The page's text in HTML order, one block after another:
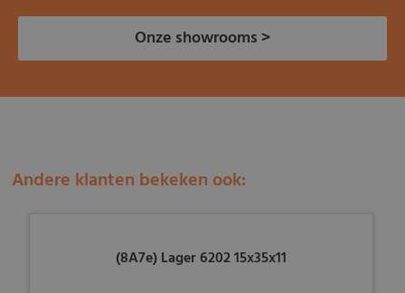
Onze showrooms >
Andere klanten bekeken ook:
(8A7e) Lager 6202 15x35x11